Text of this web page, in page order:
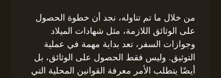
من خلال ما تم تناوله، نجد أن خطوة الحصول
على الوثائق اللازمة، مثل شهادات الميلاد
وجوازات السفر، تعد بداية مهمة في عملية
التوثيق. وليس فقط الحصول على الوثائق، بل
أيضًا يتطلب الأمر معرفة القوانين المحلية التي